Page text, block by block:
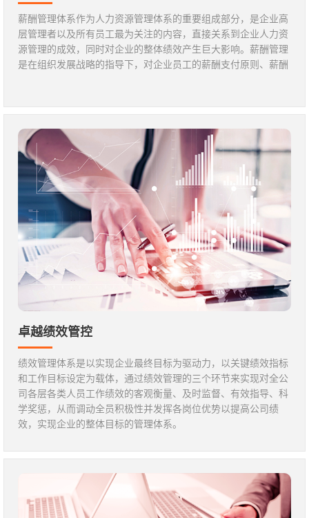
薪酬管理体系作为人力资源管理体系的重要组成部分，是企业高
层管理者以及所有员工最为关注的内容，直接关系到企业人力资
源管理的成效，同时对企业的整体绩效产生巨大影响。薪酬管理
是在组织发展战略的指导下，对企业员工的薪酬支付原则、薪酬
卓越绩效管控
绩效管理体系是以实现企业最终目标为驱动力，以关键绩效指标
和工作目标设定为载体，通过绩效管理的三个环节来实现对全公
司各层各类人员工作绩效的客观衡量、及时监督、有效指导、科
学奖惩，从而调动全员积极性并发挥各岗位优势以提高公司绩
效，实现企业的整体目标的管理体系。